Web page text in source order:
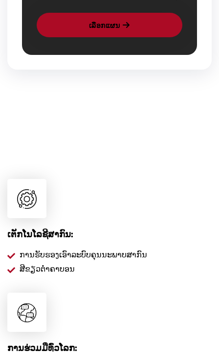
ເລືອກແຜນ
ເຕັກໂນໂລຊີສາກົນ:
ການຮັບຮອງເອົາລະບົບຄຸນນະພາບສາກົນ
ສີຂຽວຕ່ໍາຄາບອນ
ການຮ່ວມມືທົ່ວໂລກ: